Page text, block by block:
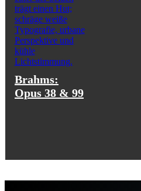
Brahms:
Opus 38 & 99